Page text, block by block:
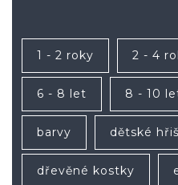
1 - 2 roky 2 - 4
6 - 8 let 8 - 10
barvy dětské
dřevěné kostky